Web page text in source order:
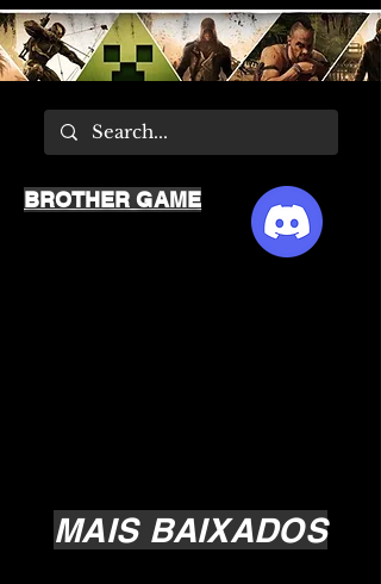
MAIS BAIXADOS
BROTHER GAME